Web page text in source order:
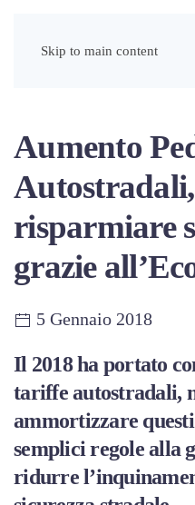
Skip to main content
Aumento
risparmiare
grazie
5 Gennaio 2018
Il 2018 ha portato
tariffe autostradali,
ammortizzare
semplici regole alla
ridurre